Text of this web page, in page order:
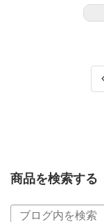
商品を検索する